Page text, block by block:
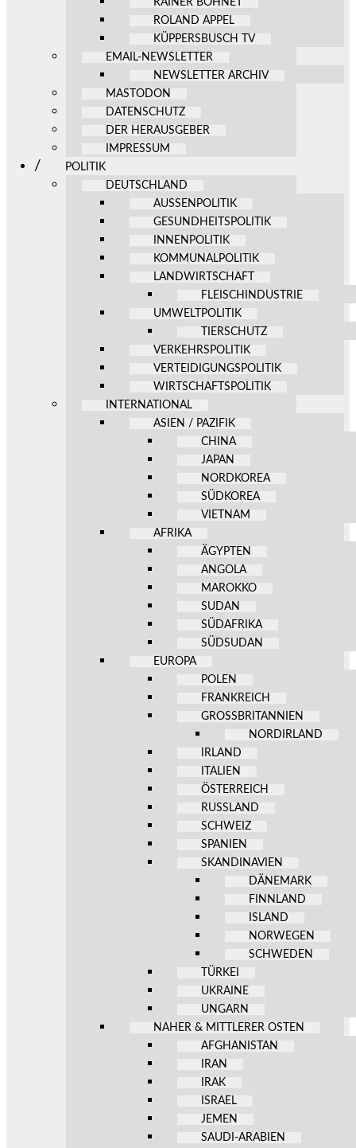
ROLAND APPEL
KÜPPERSBUSCH TV
EMAIL-NEWSLETTER
NEWSLETTER ARCHIV
MASTODON
DATENSCHUTZ
DER HERAUSGEBER
IMPRESSUM
POLITIK
DEUTSCHLAND
AUSSENPOLITIK
GESUNDHEITSPOLITIK
INNENPOLITIK
KOMMUNALPOLITIK
LANDWIRTSCHAFT
FLEISCHINDUSTRIE
UMWELTPOLITIK
TIERSCHUTZ
VERKEHRSPOLITIK
VERTEIDIGUNGSPOLITIK
WIRTSCHAFTSPOLITIK
INTERNATIONAL
ASIEN / PAZIFIK
CHINA
JAPAN
NORDKOREA
SÜDKOREA
VIETNAM
AFRIKA
ÄGYPTEN
ANGOLA
MAROKKO
SUDAN
SÜDAFRIKA
SÜDSUDAN
EUROPA
POLEN
FRANKREICH
GROSSBRITANNIEN
NORDIRLAND
IRLAND
ITALIEN
ÖSTERREICH
RUSSLAND
SCHWEIZ
SPANIEN
SKANDINAVIEN
DÄNEMARK
FINNLAND
ISLAND
NORWEGEN
SCHWEDEN
TÜRKEI
UKRAINE
UNGARN
NAHER & MITTLERER OSTEN
AFGHANISTAN
IRAN
IRAK
ISRAEL
JEMEN
SAUDI-ARABIEN